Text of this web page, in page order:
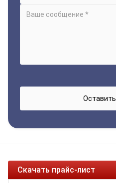
Скачать прайс-лист